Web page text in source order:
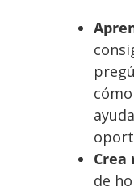
Crea
de